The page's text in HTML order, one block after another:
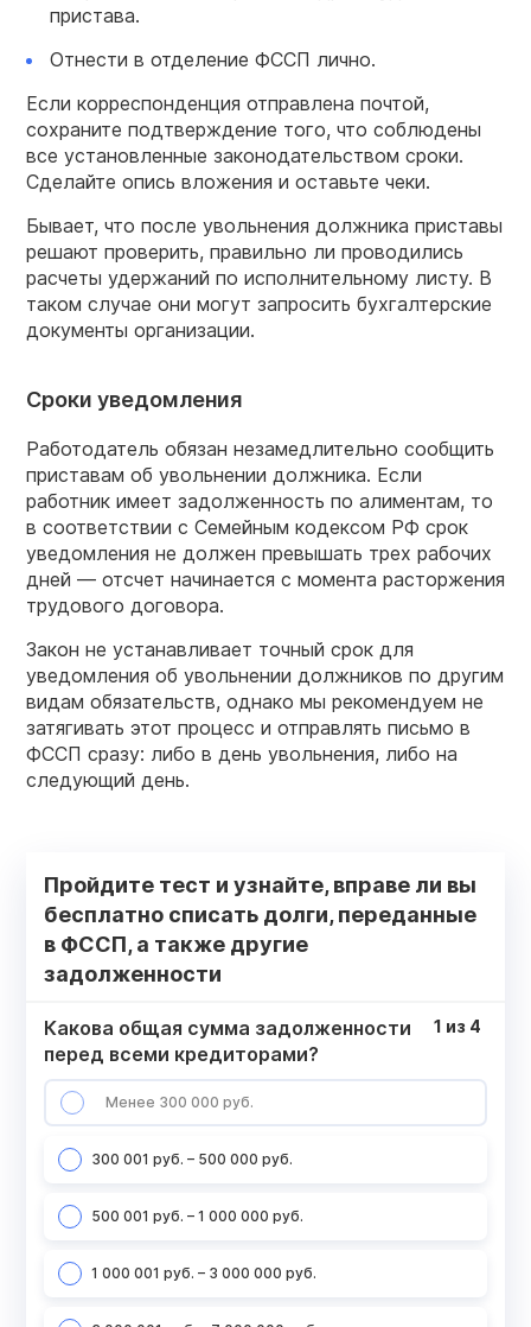
пристава.
Отнести в отделение ФССП лично.
Если корреспонденция отправлена почтой,
сохраните подтверждение того, что соблюдены
все установленные законодательством сроки.
Сделайте опись вложения и оставьте чеки.
Бывает, что после увольнения должника приставы
решают проверить, правильно ли проводились
расчеты удержаний по исполнительному листу. В
таком случае они могут запросить бухгалтерские
документы организации.
Сроки уведомления
Работодатель обязан незамедлительно сообщить
приставам об увольнении должника. Если
работник имеет задолженность по алиментам, то
в соответствии с Семейным кодексом РФ срок
уведомления не должен превышать трех рабочих
дней — отсчет начинается с момента расторжения
трудового договора.
Закон не устанавливает точный срок для
уведомления об увольнении должников по другим
видам обязательств, однако мы рекомендуем не
затягивать этот процесс и отправлять письмо в
ФССП сразу: либо в день увольнения, либо на
следующий день.
Пройдите тест и узнайте, вправе ли вы
бесплатно списать долги, переданные
в ФССП, а также другие
задолженности
Какова общая сумма задолженности
перед всеми кредиторами?
Менее 300 000 руб.
300 001 руб. – 500 000 руб.
500 001 руб. – 1 000 000 руб.
1 000 001 руб. – 3 000 000 руб.
1 из 4